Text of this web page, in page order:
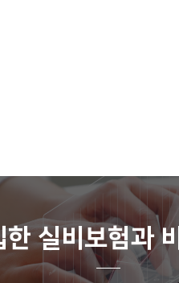
보험나이 56세
한 실비보험과